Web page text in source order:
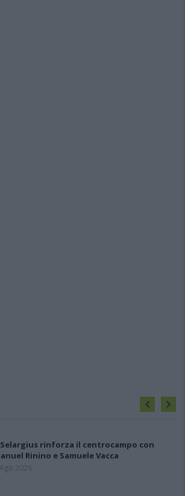
rinforza il centrocampo con
Rinino e Samuele Vacca
2026